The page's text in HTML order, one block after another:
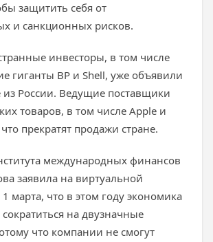
защитить себя от
и санкционных рисков.
инвесторы, в том числе
гиганты BP и Shell, уже объявили
из России. Ведущие поставщики
товаров, в том числе Apple и
прекратят продажи стране.
международных финансов
заявила на виртуальной
марта, что в этом году экономика
на двузначные
что компании не смогут